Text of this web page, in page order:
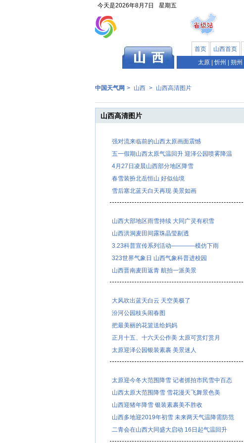
今天是2026年8月7日 星期五
首页 山西首页
太原
忻州 朔州
中国天气网 > 山西 > 山西高清图片
山西高清图片
强对流来临前的山西太原画面震憾
五一假期山西太原气温回升 迎泽公园喷雾降温
4月27日凌晨山西部分地区降雪
春雪装扮北岳恒山 好似仙境
雪后塞北蓝天白天再现 美景如画
山西大部地区雨雪持续 大同广灵有积雪
山西洪洞麦田间露珠晶莹剔透
3.23科普宣传系列活动————模仿下雨
323世界气象日 山西气象科普进校园
山西晋南麦田返青 航拍一派美景
大风吹出蓝天白云 天空美极了
汾河公园枝头闹春图
把最美丽的花篮送给妈妈
正月十五、十六天公作美 太原可赏灯赏月
太原迎泽公园银装素裹 美景迷人
太原迎今冬大范围降雪 记者抓拍市民雪中百态
山西太原大范围降雪 雪花漫天飞舞景色美
山西迎猪年降雪 银装素裹美不胜收
山西多地迎2019年初雪 未来两天气温降需防范
二青会在山西大同盛大启动 16日起气温回升